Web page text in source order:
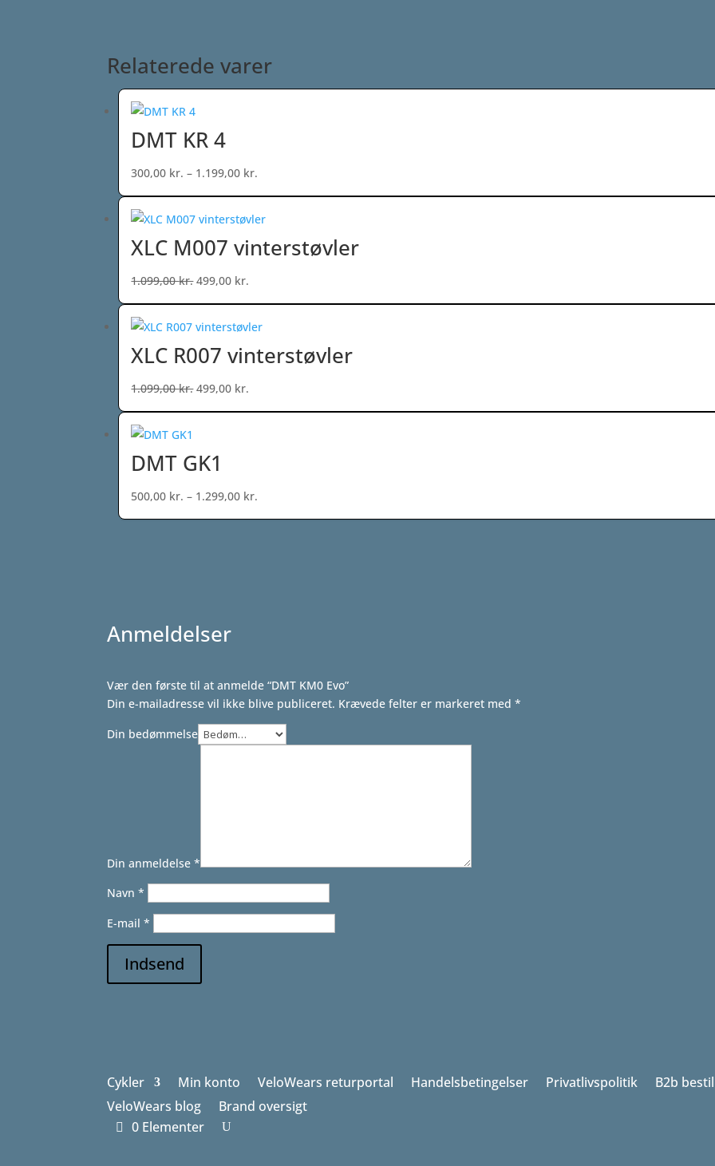
Relaterede varer
DMT KR 4
300,00 kr. – 1.199,00 kr.
300,00 kr.
XLC M007 vinterstøvler
1.099,00kr.Den
oprindelige
pris
1.099,00 kr..
499,00 kr.
aktuelle
pris
499,00 kr..
XLC R007 vinterstøvler
1.099,00kr.Den
oprindelige
1.099,00 kr..
499,00 kr.
aktuelle
DMT GK1
500,00 kr. – 1.299,00 kr.
500,00 kr.
Anmeldelser
Vær den første til at anmelde “DMT KM0 Evo”
Din e-mailadresse vil ikke blive publiceret. Krævede felter er markeret med*
Din bedømmelse
Din anmeldelse*
Navn*
E-mail*
Indsend
Cykler Min konto VeloWears returportal Handelsbetingelser Privatlivspolitik B2b
VeloWears blog
Brand oversigt
0 Elementer